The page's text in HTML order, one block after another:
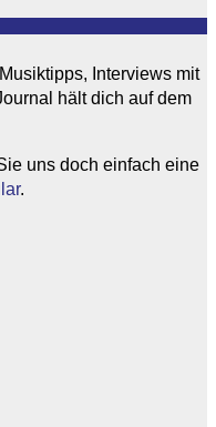
Interviews mit
hält dich auf dem
uns doch einfach eine
.